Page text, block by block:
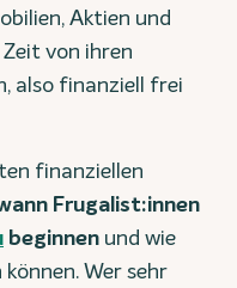
Aktien und
von ihren
also finanziell frei
finanziellen
Frugalist:innen
beginnen und wie
Wer sehr